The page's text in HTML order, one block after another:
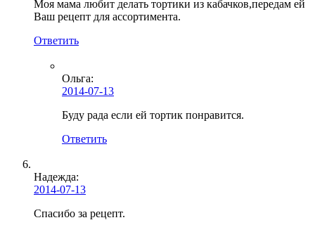
Моя мама любит делать тортики из кабачков,передам ей
Ваш рецепт для ассортимента.
Ответить
Ольга:
2014-07-13
Буду рада если ей тортик понравится.
Ответить
Надежда:
2014-07-13
Спасибо за рецепт.